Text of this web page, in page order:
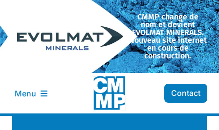
contenu
CMMP change de
nom et devient
EVOLMAT MINERALS.
Nouveau site internet
en cours de
construction.
Menu Contact